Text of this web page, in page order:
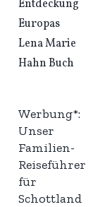
Werbung*:
Unser
Familien-
Reiseführer
für
Schottland